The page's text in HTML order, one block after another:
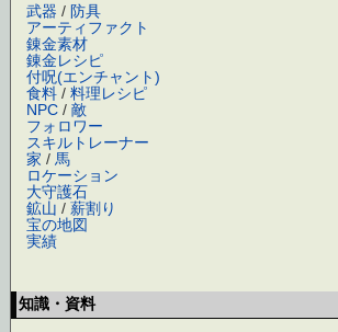
武器 /防具
アーティファクト
錬金素材
錬金レシピ
付呪(エンチャント)
食料 /料理レシピ
NPC /敵
フォロワー
スキルトレーナー
家 / 馬
ロケーション
大守護石
鉱山 /薪割り
宝の地図
実績
知識・資料